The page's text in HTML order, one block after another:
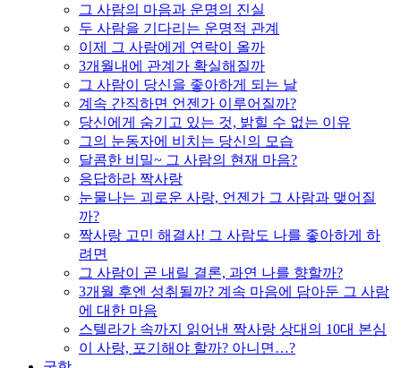
그 사람의 마음과 운명의 진실
두 사람을 기다리는 운명적 관계
이제 그 사람에게 연락이 올까
3개월내에 관계가 확실해질까
그 사람이 당신을 좋아하게 되는 날
계속 간직하면 언젠가 이루어질까?
당신에게 숨기고 있는 것, 밝힐 수 없는 이유
그의 눈동자에 비치는 당신의 모습
달콤한 비밀~ 그 사람의 현재 마음?
응답하라 짝사랑
눈물나는 괴로운 사랑, 언젠가 그 사람과 맺어질
까?
짝사랑 고민 해결사! 그 사람도 나를 좋아하게 하
려면
그 사람이 곧 내릴 결론, 과연 나를 향할까?
3개월 후엔 성취될까? 계속 마음에 담아둔 그 사람
에 대한 마음
스텔라가 속까지 읽어낸 짝사랑 상대의 10대 본심
이 사랑, 포기해야 할까? 아니면…?